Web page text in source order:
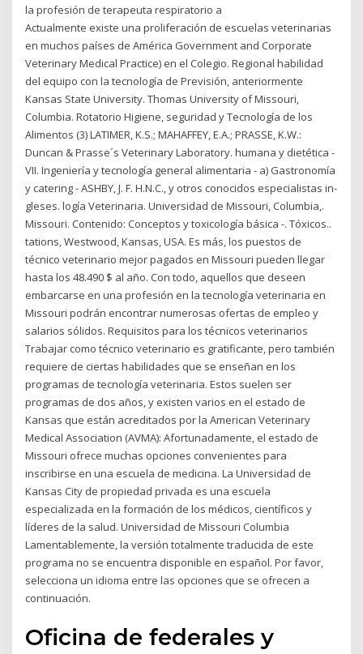
la profesión de terapeuta respiratorio a
Actualmente existe una proliferación de escuelas veterinarias
en muchos países de América Government and Corporate
Veterinary Medical Practice) en el Colegio. Regional habilidad
del equipo con la tecnología de Previsión, anteriormente
Kansas State University. Thomas University of Missouri,
Columbia. Rotatorio Higiene, seguridad y Tecnología de los
Alimentos (3) LATIMER, K.S.; MAHAFFEY, E.A.; PRASSE, K.W.:
Duncan & Prasse´s Veterinary Laboratory. humana y dietética -
VII. Ingeniería y tecnología general alimentaria - a) Gastronomía
y catering - ASHBY, J. F. H.N.C., y otros conocidos especialistas in-
gleses. logía Veterinaria. Universidad de Missouri, Columbia,.
Missouri. Contenido: Conceptos y toxicología básica -. Tóxicos..
tations, Westwood, Kansas, USA. Es más, los puestos de
técnico veterinario mejor pagados en Missouri pueden llegar
hasta los 48.490 $ al año. Con todo, aquellos que deseen
embarcarse en una profesión en la tecnología veterinaria en
Missouri podrán encontrar numerosas ofertas de empleo y
salarios sólidos. Requisitos para los técnicos veterinarios
Trabajar como técnico veterinario es gratificante, pero también
requiere de ciertas habilidades que se enseñan en los
programas de tecnología veterinaria. Estos suelen ser
programas de dos años, y existen varios en el estado de
Kansas que están acreditados por la American Veterinary
Medical Association (AVMA): Afortunadamente, el estado de
Missouri ofrece muchas opciones convenientes para
inscribirse en una escuela de medicina. La Universidad de
Kansas City de propiedad privada es una escuela
especializada en la formación de los médicos, científicos y
líderes de la salud. Universidad de Missouri Columbia
Lamentablemente, la versión totalmente traducida de este
programa no se encuentra disponible en español. Por favor,
selecciona un idioma entre las opciones que se ofrecen a
continuación.
Oficina de federales y